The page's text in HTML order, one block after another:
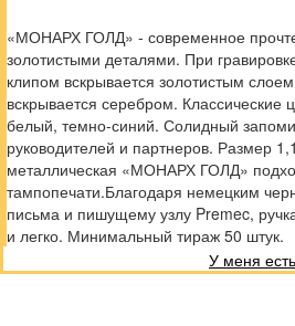
«МОНАРХ ГОЛД» - современное
золотистыми деталями. При
клипом вскрывается золотистым
вскрывается серебром. Классические
белый, темно-синий. Солидный
руководителей и партнеров. Размер
металлическая «МОНАРХ ГОЛД»
тампопечати.Благодаря немецким
письма и пишущему узлу Premec,
и легко. Минимальный тираж 50 штук.
У меня